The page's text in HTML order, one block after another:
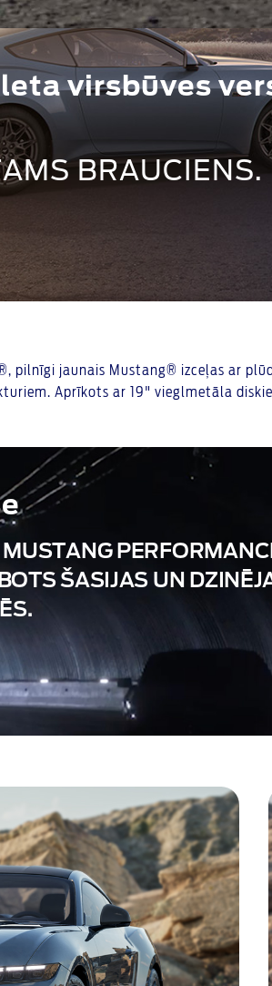
virsbūves
pilnīgi jaunais Mustang® izceļas ar
Aprīkots ar 19" vieglmetāla
ŠASIJAS UN